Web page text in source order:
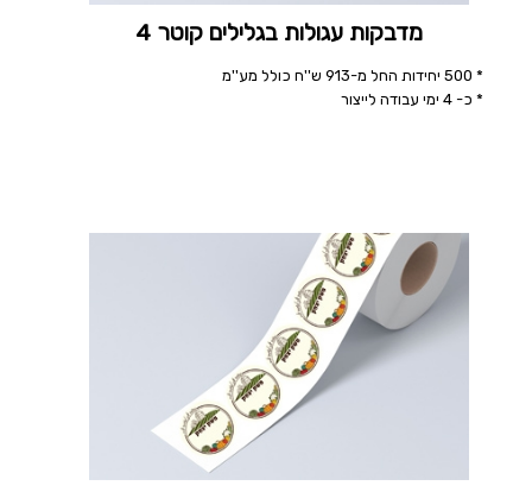
מדבקות עגולות בגלילים קוטר 4
* 500 יחידות החל מ-913 ש''ח כולל מע''מ
* כ- 4 ימי עבודה לייצור